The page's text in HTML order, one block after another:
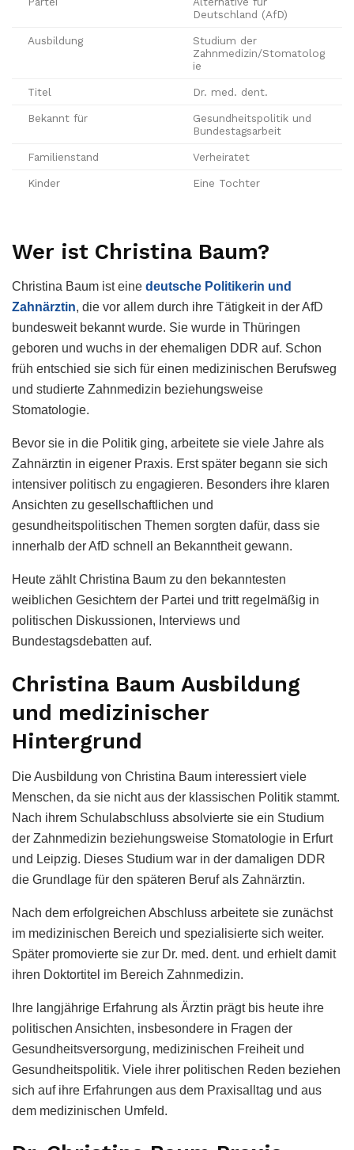
Deutschland (AfD)
Ausbildung
Studium der
Zahnmedizin/Stomatolog
ie
Titel Dr. med. dent.
Bekannt für
Gesundheitspolitik und
Bundestagsarbeit
Familienstand Verheiratet
Kinder Eine Tochter
Wer ist Christina Baum?
Christina Baum ist eine deutsche Politikerin und
Zahnärztin, die vor allem durch ihre Tätigkeit in der AfD
bundesweit bekannt wurde. Sie wurde in Thüringen
geboren und wuchs in der ehemaligen DDR auf. Schon
früh entschied sie sich für einen medizinischen Berufsweg
und studierte Zahnmedizin beziehungsweise
Stomatologie.
Bevor sie in die Politik ging, arbeitete sie viele Jahre als
Zahnärztin in eigener Praxis. Erst später begann sie sich
intensiver politisch zu engagieren. Besonders ihre klaren
Ansichten zu gesellschaftlichen und
gesundheitspolitischen Themen sorgten dafür, dass sie
innerhalb der AfD schnell an Bekanntheit gewann.
Heute zählt Christina Baum zu den bekanntesten
weiblichen Gesichtern der Partei und tritt regelmäßig in
politischen Diskussionen, Interviews und
Bundestagsdebatten auf.
Christina Baum Ausbildung
und medizinischer
Hintergrund
Die Ausbildung von Christina Baum interessiert viele
Menschen, da sie nicht aus der klassischen Politik stammt.
Nach ihrem Schulabschluss absolvierte sie ein Studium
der Zahnmedizin beziehungsweise Stomatologie in Erfurt
und Leipzig. Dieses Studium war in der damaligen DDR
die Grundlage für den späteren Beruf als Zahnärztin.
Nach dem erfolgreichen Abschluss arbeitete sie zunächst
im medizinischen Bereich und spezialisierte sich weiter.
Später promovierte sie zur Dr. med. dent. und erhielt damit
ihren Doktortitel im Bereich Zahnmedizin.
Ihre langjährige Erfahrung als Ärztin prägt bis heute ihre
politischen Ansichten, insbesondere in Fragen der
Gesundheitsversorgung, medizinischen Freiheit und
Gesundheitspolitik. Viele ihrer politischen Reden beziehen
sich auf ihre Erfahrungen aus dem Praxisalltag und aus
dem medizinischen Umfeld.